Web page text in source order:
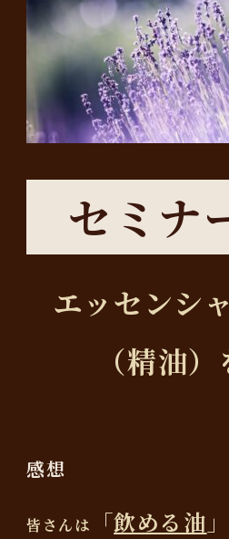
セミナ
エッセンシ
（精油
感想
皆さんは 「飲める油 」